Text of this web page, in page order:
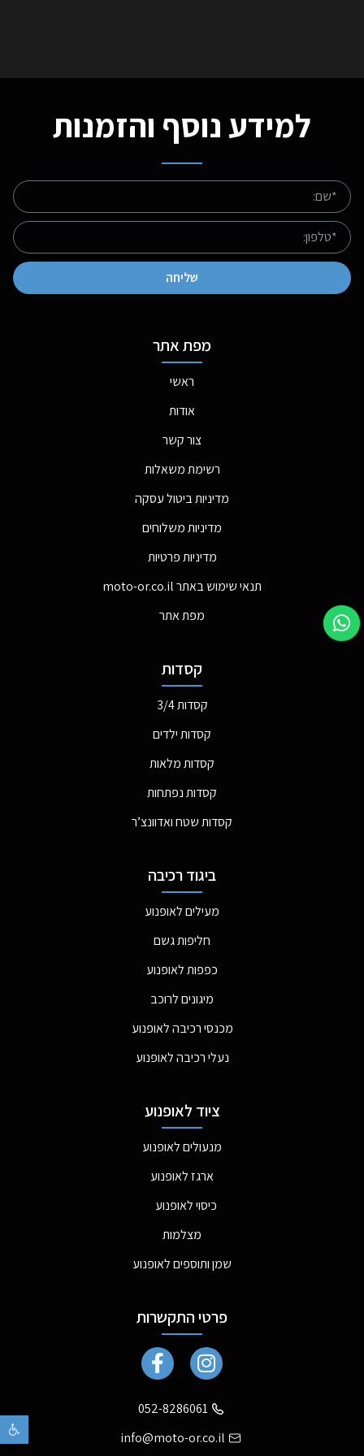
למידע נוסף והזמנות
שליחה
מפת אתר
ראשי
אודות
צור קשר
רשימת משאלות
מדיניות ביטול עסקה
מדיניות משלוחים
מדיניות פרטיות
תנאי שימוש באתר moto-or.co.il
מפת אתר
קסדות
קסדות 3/4
קסדות ילדים
קסדות מלאות
קסדות נפתחות
קסדות שטח ואדוונצ’ר
ביגוד רכיבה
מעילים לאופנוע
חליפות גשם
כפפות לאופנוע
מיגונים לרוכב
מכנסי רכיבה לאופנוע
נעלי רכיבה לאופנוע
ציוד לאופנוע
מנעולים לאופנוע
ארגז לאופנוע
כיסוי לאופנוע
מצלמות
שמן ותוספים לאופנוע
פרטי התקשרות
052-8286061
info@moto-or.co.il